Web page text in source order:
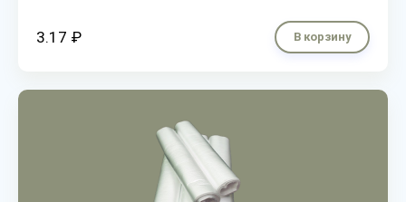
3.17 ₽ В корзину